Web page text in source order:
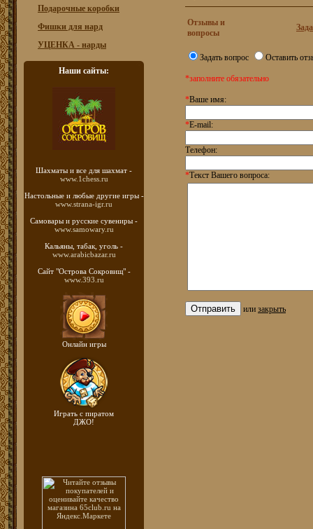
Подарочные коробки
Фишки для нард
УЦЕНКА - нарды
Наши сайты:
Шахматы и все для шахмат -
www.1chess.ru
Настольные и любые другие игры -
www.strana-igr.ru
Самовары и русские сувениры -
www.samowary.ru
Кальяны, табак, уголь -
www.arabicbazar.ru
Сайт "Острова Сокровищ" -
www.393.ru
Онлайн игры
Играть с пиратом
ДЖО!
Отзывы и
вопросы
Задать вопрос Оставить
*заполните обязательно
*Ваше имя:
*E-mail:
Телефон:
*Текст Вашего вопроса:
или закрыть